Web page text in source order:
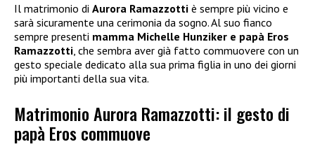
Il matrimonio di Aurora Ramazzotti è sempre più vicino e
sarà sicuramente una cerimonia da sogno. Al suo fianco
sempre presenti mamma Michelle Hunziker e papà Eros
Ramazzotti , che sembra aver già fatto commuovere con un
gesto speciale dedicato alla sua prima figlia in uno dei giorni
più importanti della sua vita.
Matrimonio Aurora Ramazzotti: il gesto di
papà Eros commuove